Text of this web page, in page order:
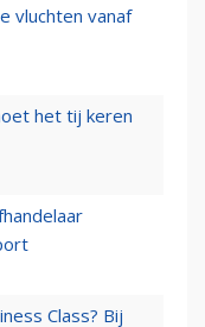
vluchten vanaf
het tij keren
Class? Bij